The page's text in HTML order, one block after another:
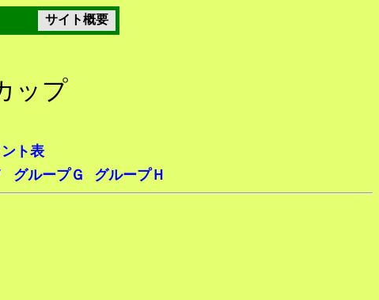
サイト概要
ップ
ント表
グループＧ グループＨ